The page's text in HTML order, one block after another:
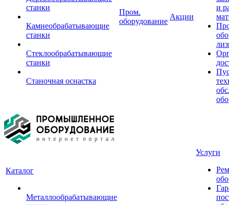
станки
Камнеобрабатывающие
станки
Стеклообрабатывающие
станки
Станочная оснастка
Пром.
оборудование
Акции
и
Каталог
Металлообрабатывающие
Услуги